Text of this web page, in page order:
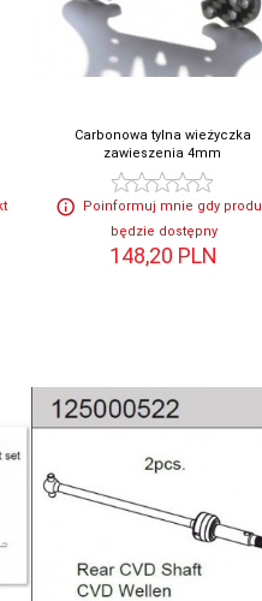
Carbonowa tylna wieżyczka
zawieszenia 4mm
Poinformuj mnie gdy
będzie dostępny
148,20 PLN